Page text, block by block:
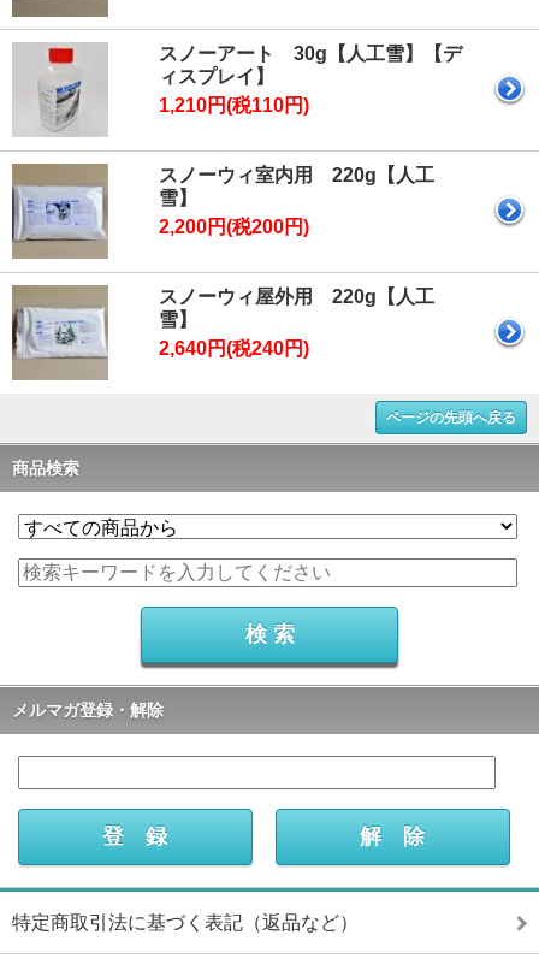
スノーアート 30g【人工雪】【デ
ィスプレイ】
1,210円(税110円)
スノーウィ室内用 220g【人工
雪】
2,200円(税200円)
スノーウィ屋外用 220g【人工
雪】
2,640円(税240円)
ページの先頭へ戻る
商品検索
メルマガ登録・解除
特定商取引法に基づく表記（返品など）